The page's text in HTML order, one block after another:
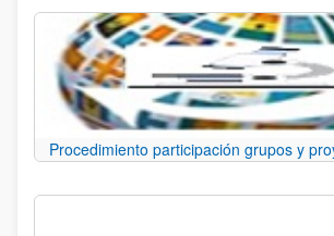
Procedimiento participación grupos y